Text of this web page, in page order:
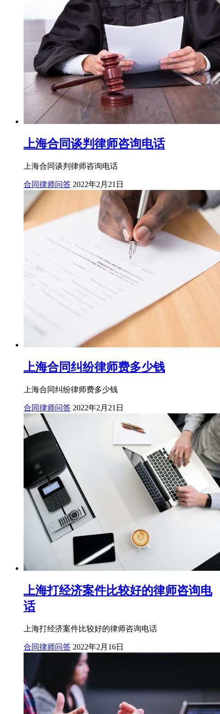
上海合同谈判律师咨询电话
上海合同谈判律师咨询电话
合同律师问答 2022年2月21日
上海合同纠纷律师费多少钱
上海合同纠纷律师费多少钱
合同律师问答 2022年2月21日
上海打经济案件比较好的律师咨询电
话
上海打经济案件比较好的律师咨询电话
合同律师问答 2022年2月16日